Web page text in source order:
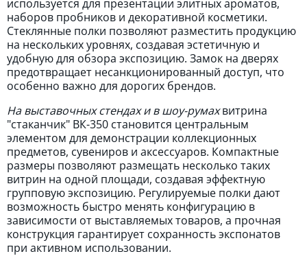
используется для презентации элитных ароматов,
наборов пробников и декоративной косметики.
Стеклянные полки позволяют разместить продукцию
на нескольких уровнях, создавая эстетичную и
удобную для обзора экспозицию. Замок на дверях
предотвращает несанкционированный доступ, что
особенно важно для дорогих брендов.
На выставочных стендах и в шоу-румахвитрина
"стаканчик" ВК-350 становится центральным
элементом для демонстрации коллекционных
предметов, сувениров и аксессуаров. Компактные
размеры позволяют размещать несколько таких
витрин на одной площади, создавая эффектную
групповую экспозицию. Регулируемые полки дают
возможность быстро менять конфигурацию в
зависимости от выставляемых товаров, а прочная
конструкция гарантирует сохранность экспонатов
при активном использовании.